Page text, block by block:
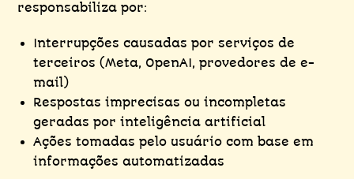
responsabiliza por:
Interrupções causadas por serviços de
terceiros (Meta, OpenAI, provedores de e-
mail)
Respostas imprecisas ou incompletas
geradas por inteligência artificial
Ações tomadas pelo usuário com base em
informações automatizadas